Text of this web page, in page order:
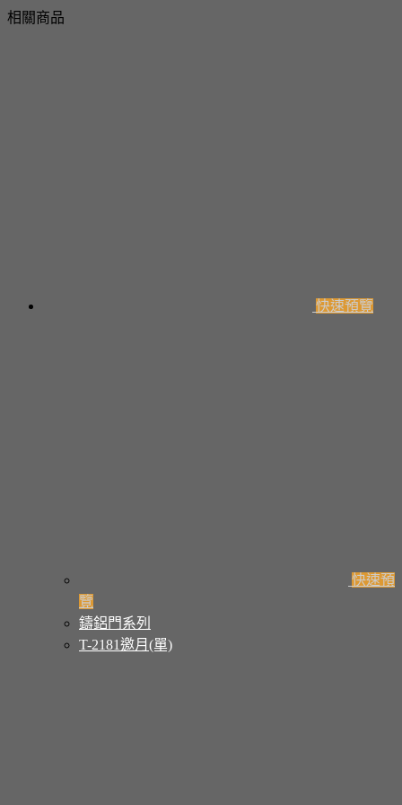
相關商品
快速預覽
快速預
覽
鑄鋁門系列
T-2181邀月(單)